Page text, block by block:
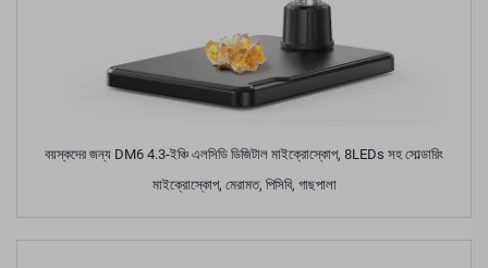
বয়স্কদের জন্য DM6 4.3-ইঞ্চি এলসিডি ডিজিটাল মাইক্রোস্কোপ, 8LEDs সহ সোল্ডারিং
মাইক্রোস্কোপ, মেরামত, পিসিবি, গাছপালা